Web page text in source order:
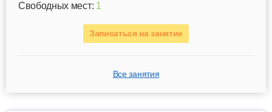
Свободных мест: 1
Записаться на занятие
Все занятия